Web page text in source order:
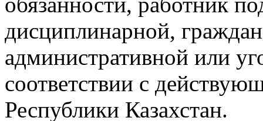
дисциплинарной,
административной или
соответствии с
Республики Казахстан.